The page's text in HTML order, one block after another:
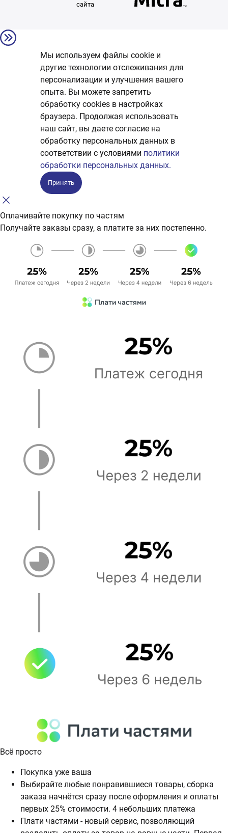
сайта
Мы используем файлы cookie и
другие технологии отслеживания для
персонализации и улучшения вашего
опыта. Вы можете запретить
обработку сookies в настройках
браузера. Продолжая использовать
наш сайт, вы даете согласие на
обработку персональных данных в
соответствии с условиями политики
обработки персональных данных.
Принять
Оплачивайте покупку по частям
Получайте заказы сразу, а платите за них постепенно.
Всё просто
Покупка уже ваша
Выбирайте любые понравившиеся товары, сборка
заказа начнётся сразу после оформления и оплаты
первых 25% стоимости. 4 небольших платежа
Плати частями - новый сервис, позволяющий